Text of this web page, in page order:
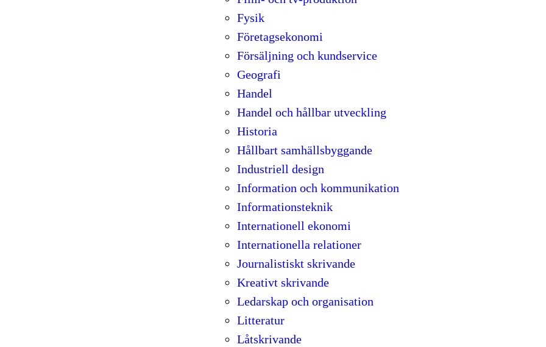
Fysik
Företagsekonomi
Försäljning och kundservice
Geografi
Handel
Handel och hållbar utveckling
Historia
Hållbart samhällsbyggande
Industriell design
Information och kommunikation
Informationsteknik
Internationell ekonomi
Internationella relationer
Journalistiskt skrivande
Kreativt skrivande
Ledarskap och organisation
Litteratur
Låtskrivande